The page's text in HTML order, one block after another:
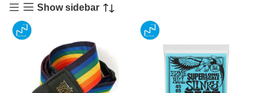
Show sidebar